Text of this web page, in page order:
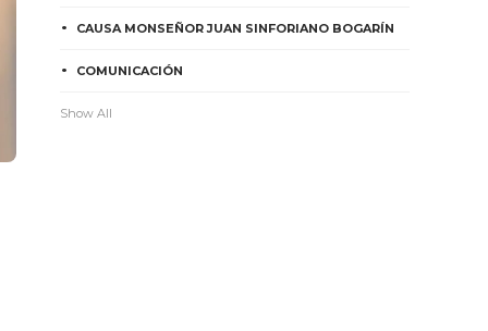
CAUSA MONSEÑOR JUAN SINFORIANO BOGARÍN
COMUNICACIÓN
Show All